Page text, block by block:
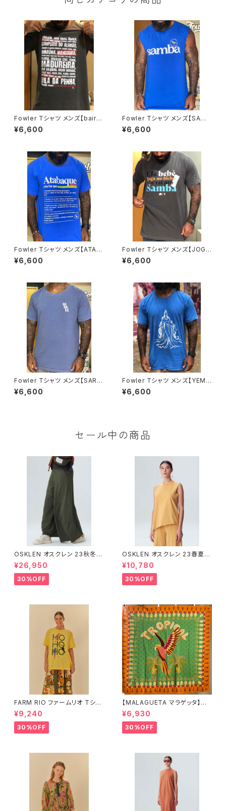
Fowler Tシャツ メンズ【bairro
s suburbanos】
¥6,600
Fowler Tシャツ メンズ【SAMB
A ロイヤルブルー】ノースリーブ
¥6,600
Fowler Tシャツ メンズ【ATAB
AQUE】
¥6,600
Fowler Tシャツ メンズ【JOGA
NO BICHO】
¥6,600
Fowler Tシャツ メンズ【SARA
VÁ】フロント＆バックプリント
¥6,600
Fowler Tシャツ メンズ【YEMA
NJA】リバーシブル
¥6,600
セール中の商品
OSKLEN オスクレン 23秋冬
ボトムス 1045-69665
¥26,950
30%OFF
OSKLEN オスクレン 23春夏 ト
ップス 1027-67292
¥10,780
30%OFF
FARM RIO ファームリオ Tシャ
ツ HOHOHO
¥9,240
30%OFF
【MALAGUETA マラゲッタ】カ
ンガ TROPICAL
¥6,930
30%OFF